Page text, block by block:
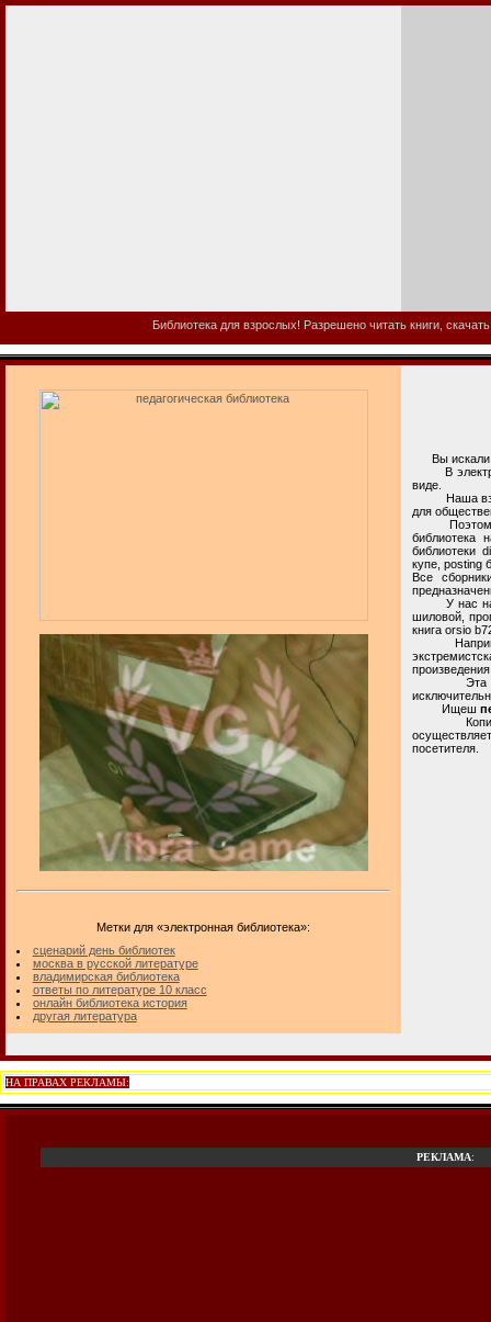
Библиотека для взрослых! Разрешено читать книги,
Метки для «электронная библиотека»:
сценарий день библиотек
москва в русской литературе
владимирская библиотека
ответы по литературе 10 класс
онлайн библиотека история
другая литература
Вы искали
В
виде.
Наша
для
Поэтому, в
библиотека
библиотеки
купе, posting
Все
У нас на
шиловой,
книга orsio
Например,
Эта
Ищеш
посетителя.
НА ПРАВАХ РЕКЛАМЫ:
РЕКЛАМА: